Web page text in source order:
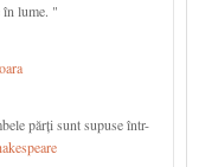
în lume. "
părți sunt supuse într-